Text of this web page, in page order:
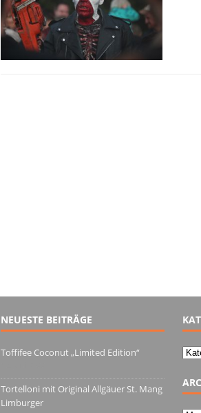
NEUESTE BEITRÄGE
Toffifee Coconut „Limited Edition“
Tortelloni mit Original Allgäuer St. Mang
Limburger